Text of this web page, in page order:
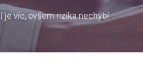
je víc, ovšem rizika nechybí